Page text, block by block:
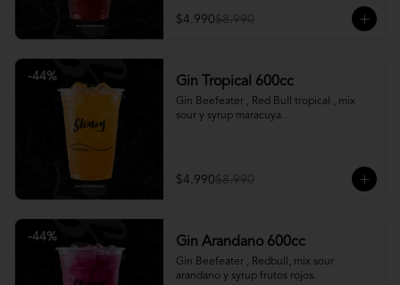
$4.990$8.990
-44% Gin Tropical 600cc
Gin Beefeater , Red Bull tropical , mix
sour y syrup maracuya.
$4.990$8.990
-44% Gin Arandano 600cc
Gin Beefeater , Redbull, mix sour
arandano y syrup frutos rojos.